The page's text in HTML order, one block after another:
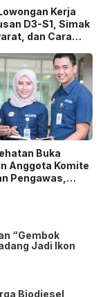
Kerja
D3-S1, Simak
dan Cara
Buka
Anggota Komite
Pengawas,
“Gembok
Jadi Ikon
Biodiesel